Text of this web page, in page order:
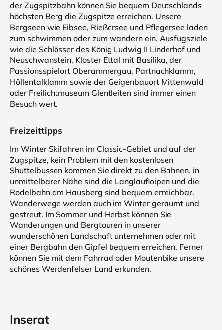
der Zugspitzbahn können Sie bequem Deutschlands
höchsten Berg die Zugspitze erreichen. Unsere
Bergseen wie Eibsee, Rießersee und Pflegersee laden
zum schwimmen oder zum wandern ein. Ausfugsziele
wie die Schlösser des König Ludwig II Linderhof und
Neuschwanstein, Kloster Ettal mit Basilika, der
Passionsspielort Oberammergau, Partnachklamm,
Höllentalklamm sowie der Geigenbauort Mittenwald
oder Freilichtmuseum Glentleiten sind immer einen
Besuch wert.
Freizeittipps
Im Winter Skifahren im Classic-Gebiet und auf der
Zugspitze, kein Problem mit den kostenlosen
Shuttelbussen kommen Sie direkt zu den Bahnen. in
unmittelbarer Nähe sind die Langlaufloipen und die
Rodelbahn am Hausberg sind bequem erreichbar.
Wanderwege werden auch im Winter geräumt und
gestreut. Im Sommer und Herbst können Sie
Wanderungen und Bergtouren in unserer
wunderschönen Landschaft unternehmen oder mit
einer Bergbahn den Gipfel bequem erreichen. Ferner
können Sie mit dem Fahrrad oder Moutenbike unsere
schönes Werdenfelser Land erkunden.
Inserat